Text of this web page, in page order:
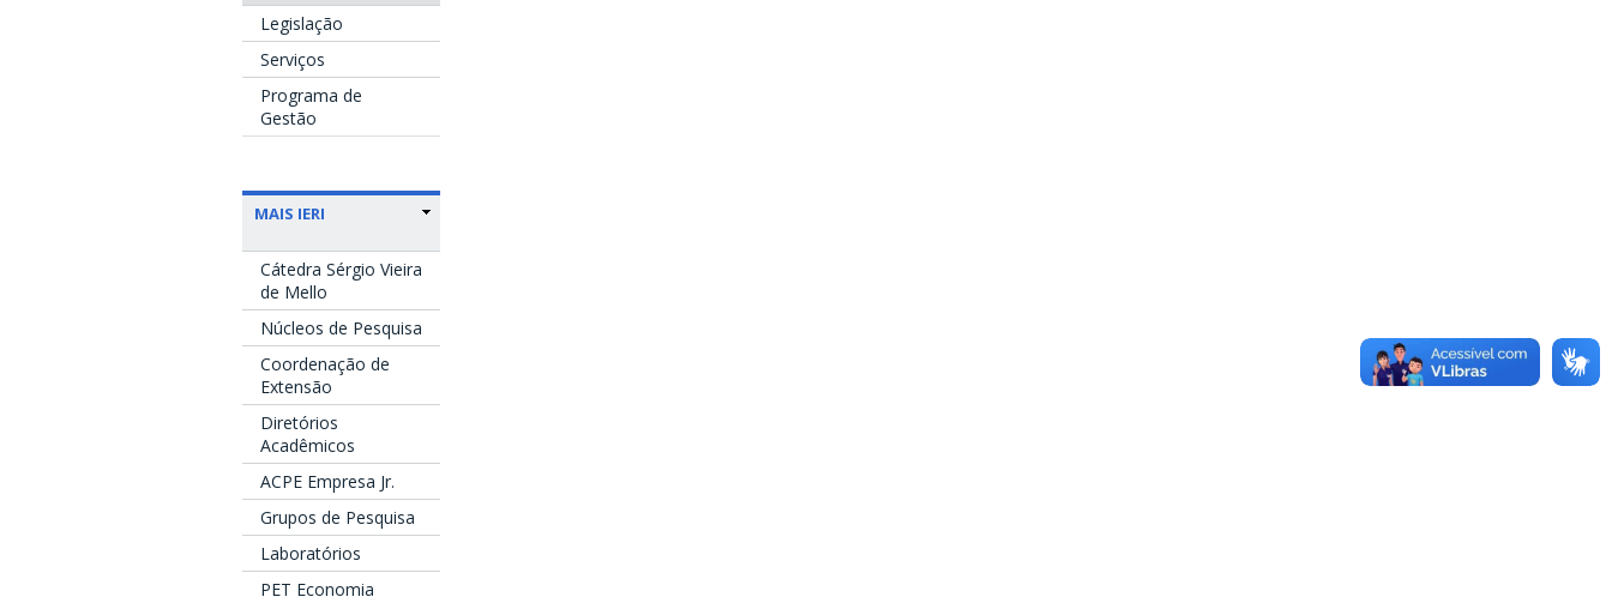
Legislação
Serviços
Programa de
Gestão
MAIS IERI
Cátedra Sérgio Vieira
de Mello
Núcleos de Pesquisa
Coordenação de
Extensão
Diretórios
Acadêmicos
ACPE Empresa Jr.
Grupos de Pesquisa
Laboratórios
PET Economia